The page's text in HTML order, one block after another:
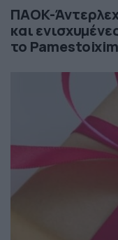
ΠΑΟΚ-
και
το